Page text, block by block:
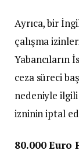
Ayrıca, bir
çalışma
Yabancıların
ceza süreci
nedeniyle
izninin iptal
80.000 Euro